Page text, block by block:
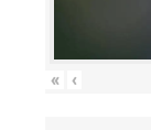
« ‹